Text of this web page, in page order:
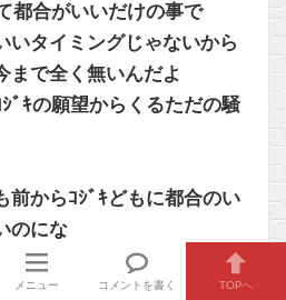
都合がいいだけの事で
いタイミングじゃないから
まで全く無いんだよ
ﾞｷの願望からくるただの騒
前からｺｼﾞｷどもに都合のい
のにな
十年もの前例が在りながら
当然なんだが
メニュー コメントを書く TOPへ